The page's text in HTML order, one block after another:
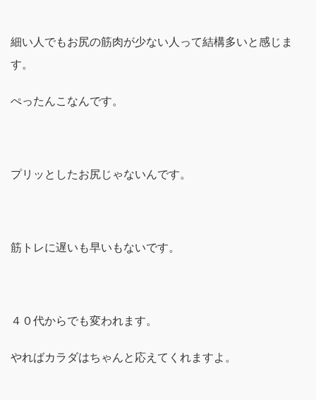
細い人でもお尻の筋肉が少ない人って結構多いと感じま
す。
ぺったんこなんです。
プリッとしたお尻じゃないんです。
筋トレに遅いも早いもないです。
４０代からでも変われます。
やればカラダはちゃんと応えてくれますよ。